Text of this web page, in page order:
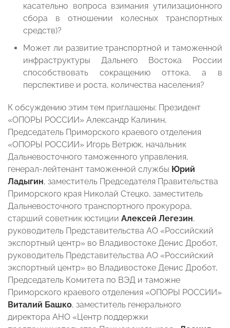
касательно вопроса взимания утилизационного
сбора в отношении колесных транспортных
средств)?
Может ли развитие транспортной и таможенной
инфраструктуры Дальнего Востока России
способствовать сокращению оттока, а в
перспективе и роста, количества населения?
К обсуждению этим тем приглашены: Президент
«ОПОРЫ РОССИИ» Александр Калинин,
Председатель Приморского краевого отделения
«ОПОРЫ РОССИИ» Игорь Ветрюк, начальник
Дальневосточного таможенного управления,
генерал-лейтенант таможенной службы Юрий
Ладыгин, заместитель Председателя Правительства
Приморского края Николай Стецко, заместитель
Дальневосточного транспортного прокурора,
старший советник юстиции Алексей Легезин,
руководитель Представительства АО «Российский
экспортный центр» во Владивостоке Денис Дробот,
руководитель Представительства АО «Российский
экспортный центр» во Владивостоке Денис Дробот,
Председатель Комитета по ВЭД и таможне
Приморского краевого отделения «ОПОРЫ РОССИИ»
Виталий Башко, заместитель генерального
директора АНО «Центр поддержки